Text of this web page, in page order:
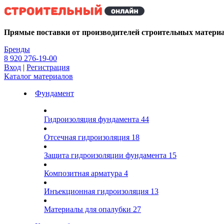
Kg
Прямые поставки от производителей строительных
Бренды
8 920 276-19-00
Вход | Регистрация
Каталог материалов
Фундамент
Гидроизоляция фундамента 44
Отсечная гидроизоляция 18
Защита гидроизоляции фундамента 15
Композитная арматура 4
Инъекционная гидроизоляция 13
Материалы для опалубки 27